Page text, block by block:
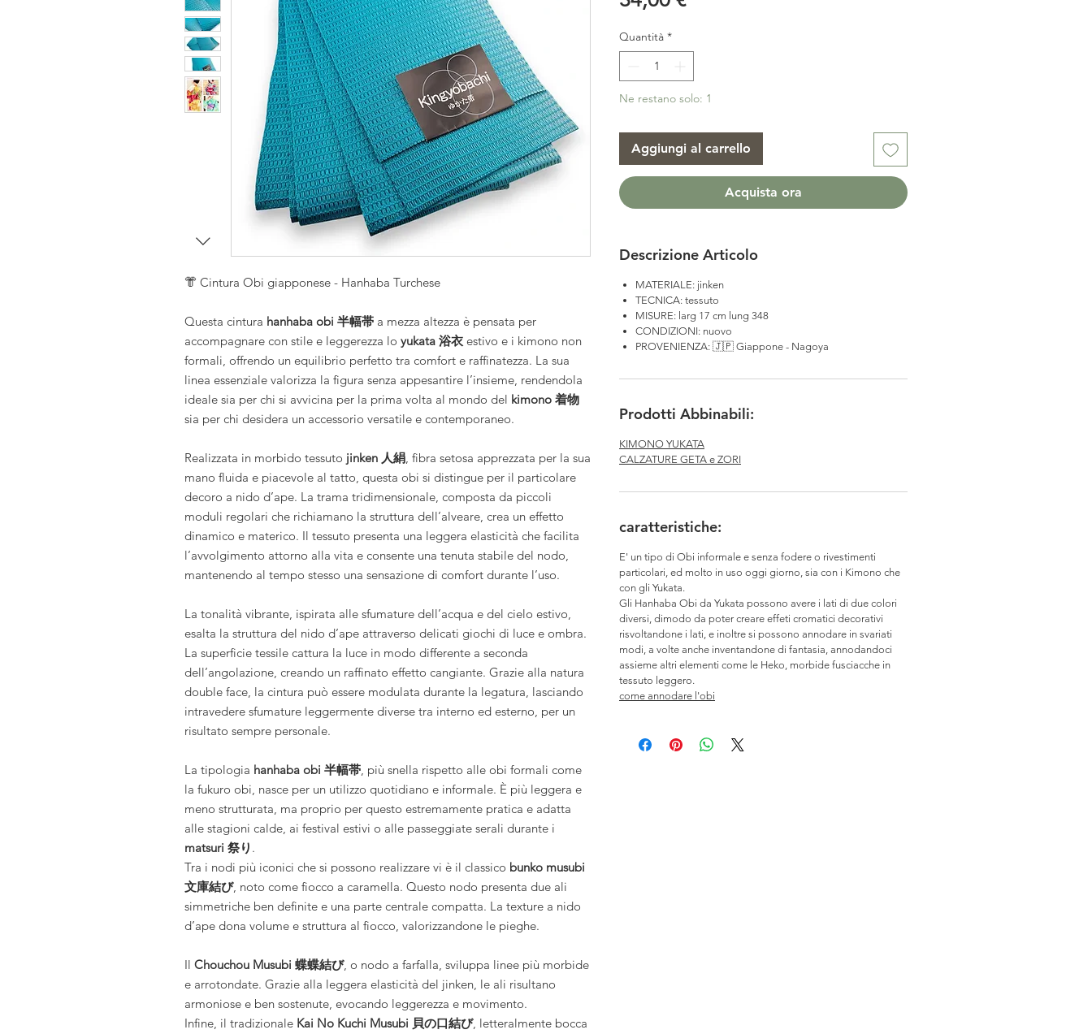
👘 Cintura Obi giapponese - Hanhaba Turchese
Questa cintura hanhaba obi 半幅帯 a mezza altezza è pensata per
accompagnare con stile e leggerezza lo yukata 浴衣 estivo e i kimono non
formali, offrendo un equilibrio perfetto tra comfort e raffinatezza. La sua
linea essenziale valorizza la figura senza appesantire l’insieme, rendendola
ideale sia per chi si avvicina per la prima volta al mondo del kimono 着物
sia per chi desidera un accessorio versatile e contemporaneo.
Realizzata in morbido tessuto jinken 人絹, fibra setosa apprezzata per la sua
mano fluida e piacevole al tatto, questa obi si distingue per il particolare
decoro a nido d’ape. La trama tridimensionale, composta da piccoli
moduli regolari che richiamano la struttura dell’alveare, crea un effetto
dinamico e materico. Il tessuto presenta una leggera elasticità che facilita
l’avvolgimento attorno alla vita e consente una tenuta stabile del nodo,
mantenendo al tempo stesso una sensazione di comfort durante l’uso.
La tonalità vibrante, ispirata alle sfumature dell’acqua e del cielo estivo,
esalta la struttura del nido d’ape attraverso delicati giochi di luce e ombra.
La superficie tessile cattura la luce in modo differente a seconda
dell’angolazione, creando un raffinato effetto cangiante. Grazie alla natura
double face, la cintura può essere modulata durante la legatura, lasciando
intravedere sfumature leggermente diverse tra interno ed esterno, per un
risultato sempre personale.
La tipologia hanhaba obi 半幅帯, più snella rispetto alle obi formali come
la fukuro obi, nasce per un utilizzo quotidiano e informale. È più leggera e
meno strutturata, ma proprio per questo estremamente pratica e adatta
alle stagioni calde, ai festival estivi o alle passeggiate serali durante i
matsuri 祭り .
Tra i nodi più iconici che si possono realizzare vi è il classico bunko musubi
文庫結び, noto come fiocco a caramella. Questo nodo presenta due ali
simmetriche ben definite e una parte centrale compatta. La texture a nido
d’ape dona volume e struttura al fiocco, valorizzandone le pieghe.
Il Chouchou Musubi 蝶蝶結び, o nodo a farfalla, sviluppa linee più morbide
e arrotondate. Grazie alla leggera elasticità del jinken, le ali risultano
armoniose e ben sostenute, evocando leggerezza e movimento.
Infine, il tradizionale Kai No Kuchi Musubi 貝の口結び, letteralmente bocca
Quantità *
Ne restano solo: 1
Aggiungi al carrello
Acquista ora
Descrizione Articolo
MATERIALE: jinken
TECNICA: tessuto
MISURE: larg 17 cm lung 348
CONDIZIONI: nuovo
PROVENIENZA: 🇯🇵 Giappone - Nagoya
Prodotti Abbinabili:
KIMONO YUKATA
CALZATURE GETA e ZORI
caratteristiche:
E' un tipo di Obi informale e senza fodere o rivestimenti
particolari, ed molto in uso oggi giorno, sia con i Kimono che
con gli Yukata.
Gli Hanhaba Obi da Yukata possono avere i lati di due colori
diversi, dimodo da poter creare effeti cromatici decorativi
risvoltandone i lati, e inoltre si possono annodare in svariati
modi, a volte anche inventandone di fantasia, annodandoci
assieme altri elementi come le Heko, morbide fusciacche in
tessuto leggero.
come annodare l'obi